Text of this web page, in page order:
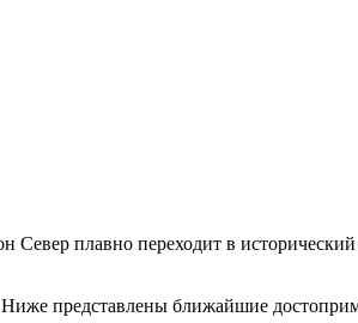
Север плавно переходит в
представлены ближайшие